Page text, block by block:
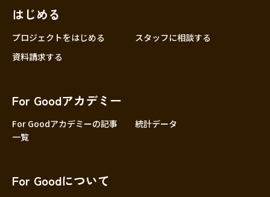
はじめる
プロジェクトをはじめる
スタッフに相談する
資料請求する
For Goodアカデミー
For Goodアカデミーの記事
一覧
統計データ
For Goodについて